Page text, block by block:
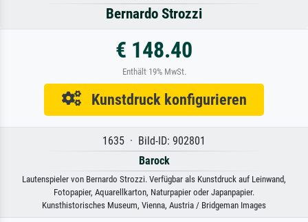
Bernardo Strozzi
€ 148.40
Enthält 19% MwSt.
Kunstdruck konfigurieren
1635 · Bild-ID: 902801
Barock
Lautenspieler von Bernardo Strozzi. Verfügbar als Kunstdruck auf Leinwand,
Fotopapier, Aquarellkarton, Naturpapier oder Japanpapier.
Kunsthistorisches Museum, Vienna, Austria / Bridgeman Images